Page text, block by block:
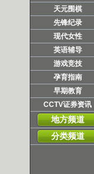
天元围棋
先锋纪录
现代女性
英语辅导
游戏竞技
孕育指南
早期教育
CCTV证券资讯
地方频道
分类频道